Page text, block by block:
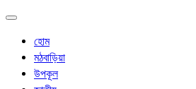
হোম
মঠবাড়িয়া
উপকূল